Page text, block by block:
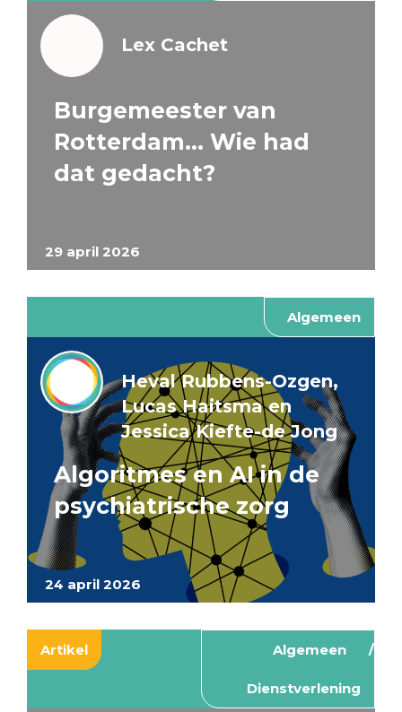
29 april 2026
Lex Cachet
Burgemeester van
Rotterdam… Wie had
dat gedacht?
Algemeen
24 april 2026
Heval Rubbens-Ozgen,
Lucas Haitsma en
Jessica Kiefte-de Jong
Algoritmes en AI in de
psychiatrische zorg
Artikel Algemeen
Dienstverlening